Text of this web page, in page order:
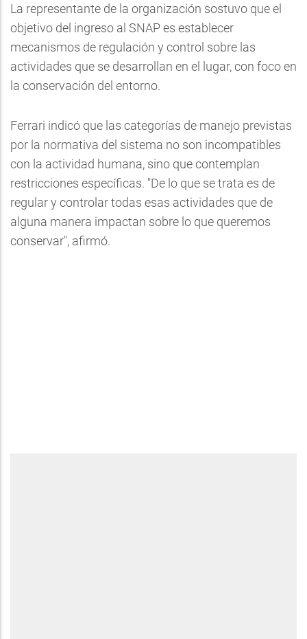
La representante de la organización sostuvo que el
objetivo del ingreso al SNAP es establecer
mecanismos de regulación y control sobre las
actividades que se desarrollan en el lugar, con foco en
la conservación del entorno.
Ferrari indicó que las categorías de manejo previstas
por la normativa del sistema no son incompatibles
con la actividad humana, sino que contemplan
restricciones específicas. "De lo que se trata es de
regular y controlar todas esas actividades que de
alguna manera impactan sobre lo que queremos
conservar", afirmó.